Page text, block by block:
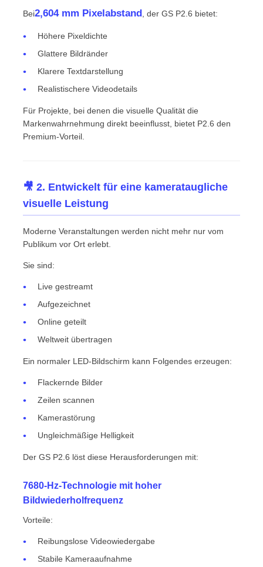
Bei2,604 mm Pixelabstand , der GS P2.6 bietet:
Höhere Pixeldichte
Glattere Bildränder
Klarere Textdarstellung
Realistischere Videodetails
Für Projekte, bei denen die visuelle Qualität die
Markenwahrnehmung direkt beeinflusst, bietet P2.6 den
Premium-Vorteil.
🎥 2. Entwickelt für eine kamerataugliche
visuelle Leistung
Moderne Veranstaltungen werden nicht mehr nur vom
Publikum vor Ort erlebt.
Sie sind:
Live gestreamt
Aufgezeichnet
Online geteilt
Weltweit übertragen
Ein normaler LED-Bildschirm kann Folgendes erzeugen:
Flackernde Bilder
Zeilen scannen
Kamerastörung
Ungleichmäßige Helligkeit
Der GS P2.6 löst diese Herausforderungen mit:
7680-Hz-Technologie mit hoher
Bildwiederholfrequenz
Vorteile:
Reibungslose Videowiedergabe
Stabile Kameraaufnahme